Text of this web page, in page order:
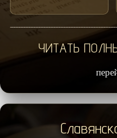
ЧИТАТЬ